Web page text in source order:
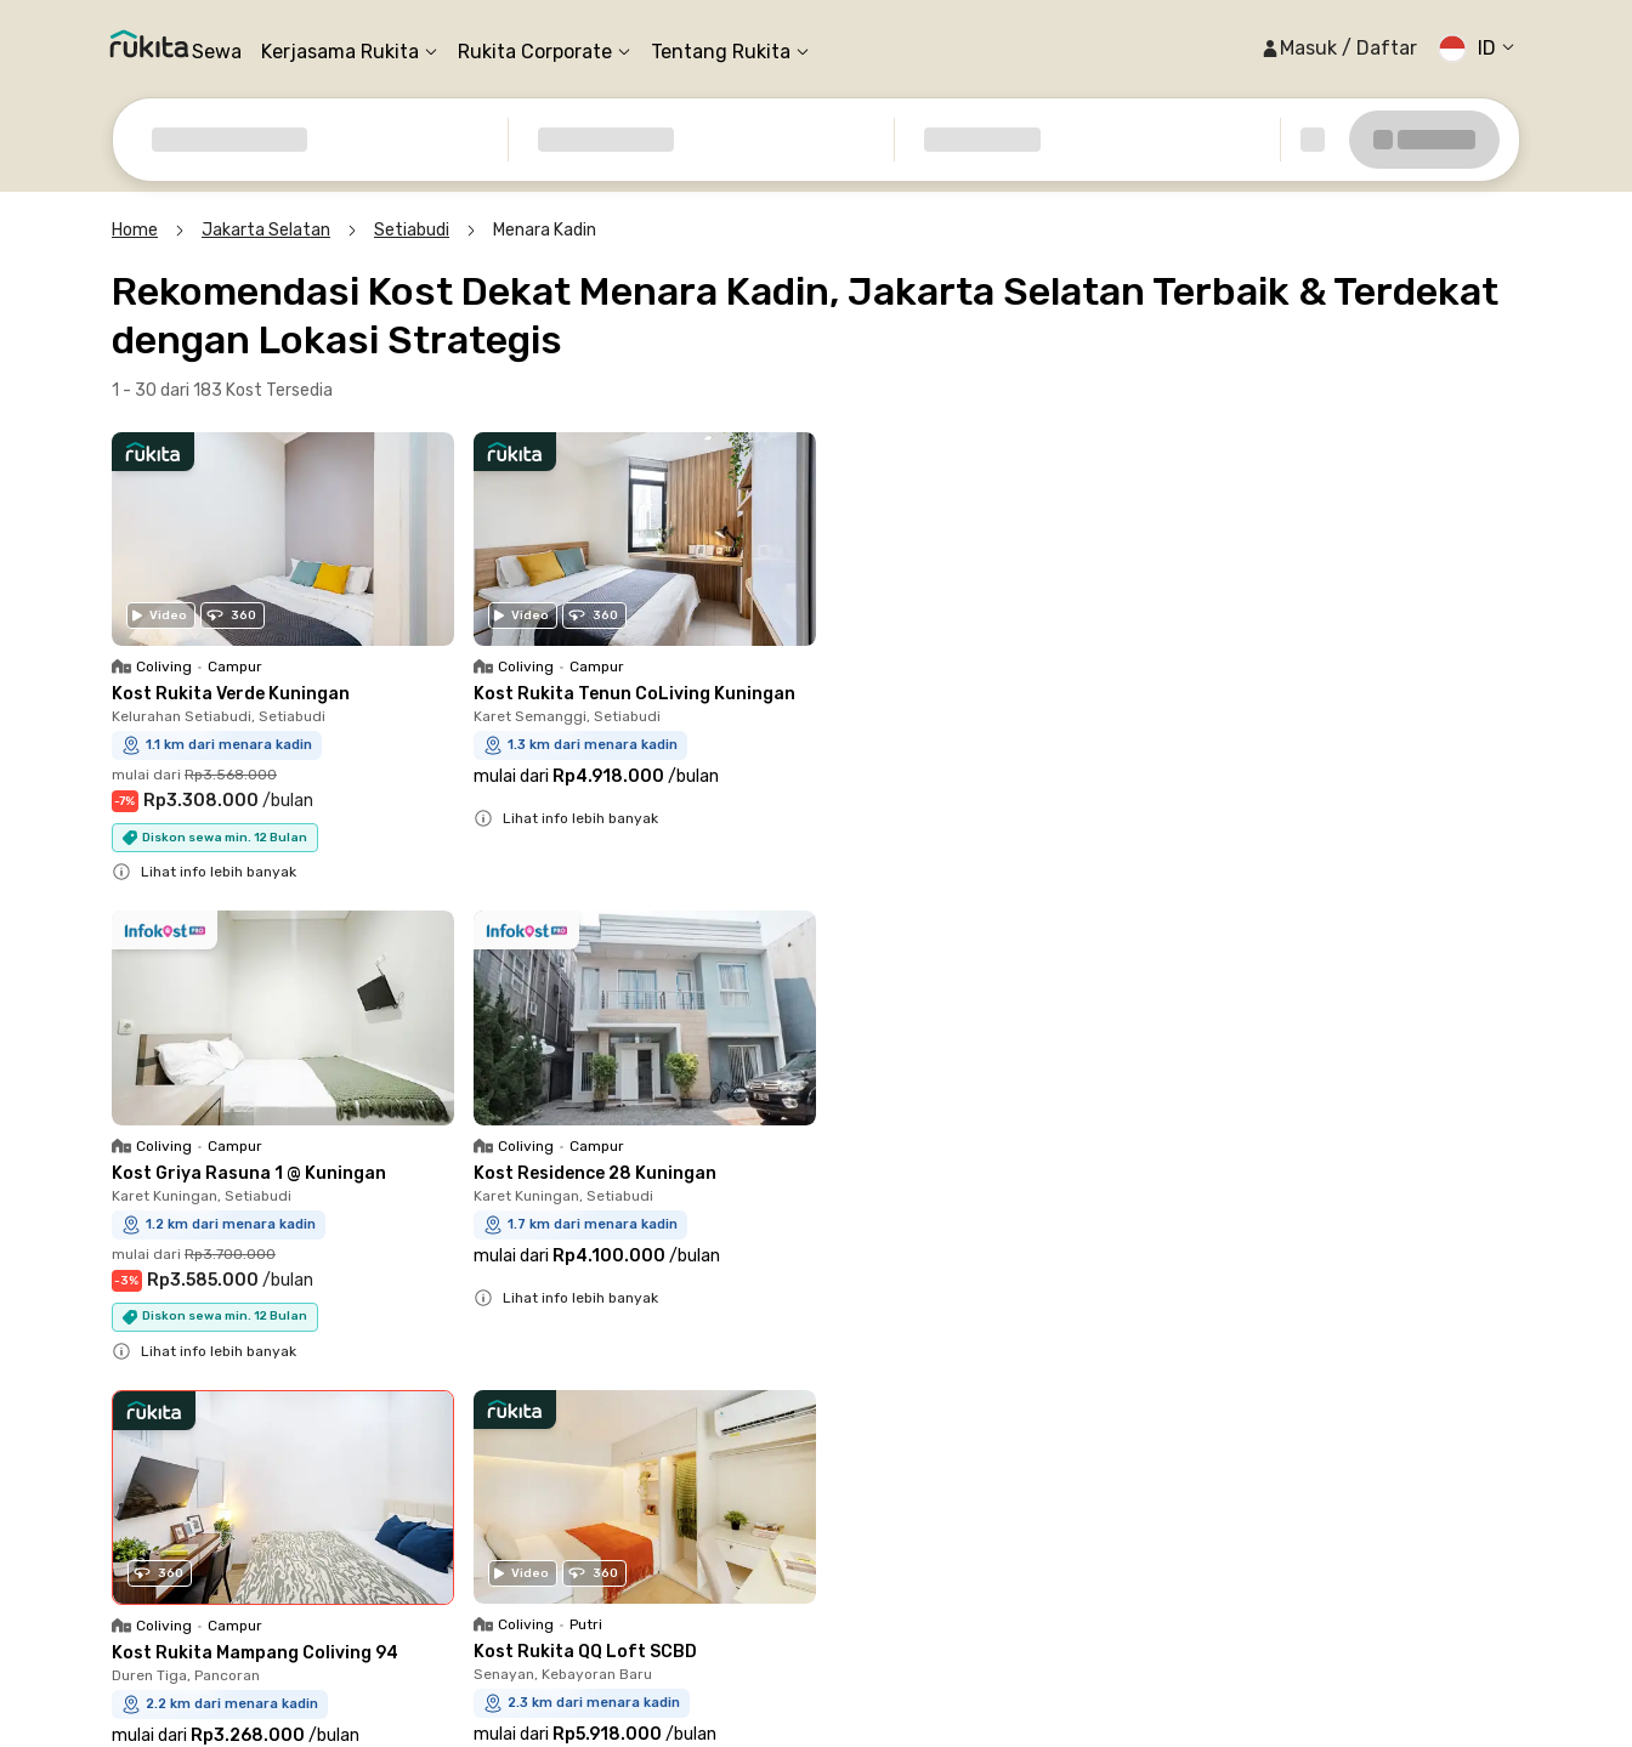
Sewa Kerjasama Rukita Rukita Corporate Tentang Rukita Masuk / Daftar ID
Home Jakarta Selatan Setiabudi Menara Kadin
Rekomendasi Kost Dekat Menara Kadin, Jakarta Selatan Terbaik & Terdekat
dengan Lokasi Strategis
1 - 30 dari 183 Kost Tersedia
Video 360
Coliving • Campur
Kost Rukita Verde Kuningan
Kelurahan Setiabudi, Setiabudi
1.1 km dari menara kadin
mulai dari Rp3.568.000
-7% Rp3.308.000 /bulan
Diskon sewa min. 12 Bulan
Lihat info lebih banyak
Video 360
Coliving • Campur
Kost Rukita Tenun CoLiving Kuningan
Karet Semanggi, Setiabudi
1.3 km dari menara kadin
mulai dari Rp4.918.000 /bulan
Lihat info lebih banyak
Coliving • Campur
Kost Griya Rasuna 1 @ Kuningan
Karet Kuningan, Setiabudi
1.2 km dari menara kadin
mulai dari Rp3.700.000
-3% Rp3.585.000 /bulan
Diskon sewa min. 12 Bulan
Lihat info lebih banyak
Coliving • Campur
Kost Residence 28 Kuningan
Karet Kuningan, Setiabudi
1.7 km dari menara kadin
mulai dari Rp4.100.000 /bulan
Lihat info lebih banyak
360
Coliving • Campur
Kost Rukita Mampang Coliving 94
Duren Tiga, Pancoran
2.2 km dari menara kadin
mulai dari Rp3.268.000 /bulan
Video 360
Coliving • Putri
Kost Rukita QQ Loft SCBD
Senayan, Kebayoran Baru
2.3 km dari menara kadin
mulai dari Rp5.918.000 /bulan